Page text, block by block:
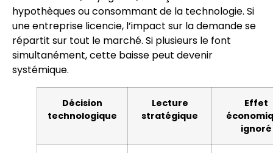
hypothèques ou consommant de la technologie. Si
une entreprise licencie, l’impact sur la demande se
répartit sur tout le marché. Si plusieurs le font
simultanément, cette baisse peut devenir
systémique.
Décision
technologique
Lecture
stratégique
Effet
ignoré